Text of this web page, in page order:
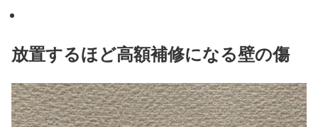
放置するほど高額補修になる壁の傷